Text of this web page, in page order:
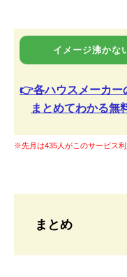
イメージ沸かな
👉各ハウスメーカー
まとめてわかる無
※先月は435人がこのサービス利
まとめ